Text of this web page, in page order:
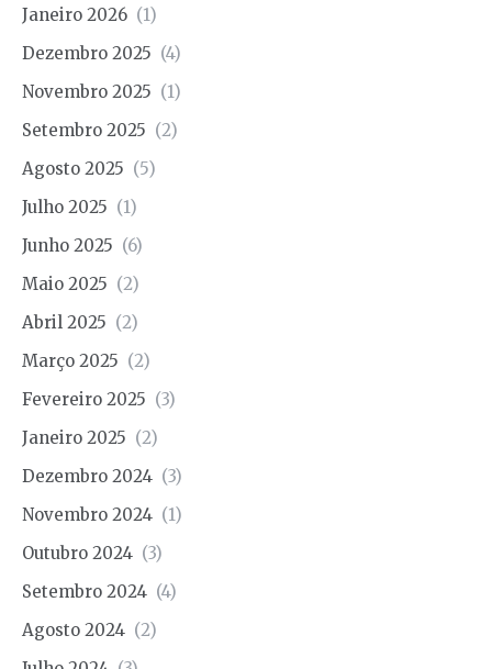
Janeiro 2026 (1)
Dezembro 2025 (4)
Novembro 2025 (1)
Setembro 2025 (2)
Agosto 2025 (5)
Julho 2025 (1)
Junho 2025 (6)
Maio 2025 (2)
Abril 2025 (2)
Março 2025 (2)
Fevereiro 2025 (3)
Janeiro 2025 (2)
Dezembro 2024 (3)
Novembro 2024 (1)
Outubro 2024 (3)
Setembro 2024 (4)
Agosto 2024 (2)